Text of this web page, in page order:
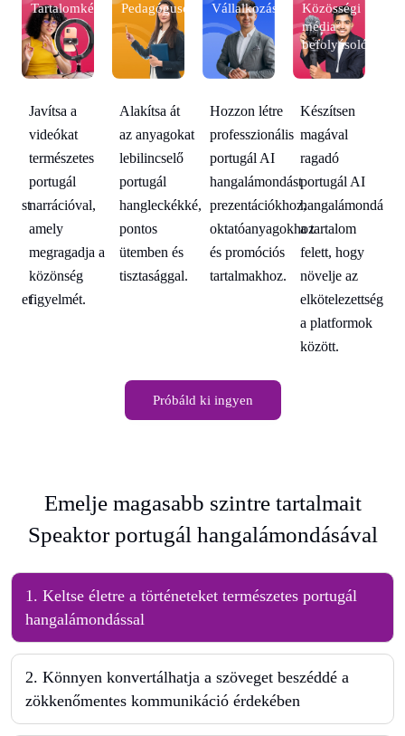
Tartalomkészítők
Javítsa a
videókat
természetes
portugál
narrációval,
amely
megragadja a
közönség
figyelmét.
Pedagógusok
Alakítsa át
az anyagokat
lebilincselő
portugál
hangleckékké,
pontos
ütemben és
tisztasággal.
Vállalkozások
Hozzon létre
professzionális
portugál AI
hangalámondást
prezentációkhoz,
oktatóanyagokhoz
és promóciós
tartalmakhoz.
Közösségi
média
befolyásolók
Készítsen
magával
ragadó
portugál AI
hangalámondást
a tartalom
felett, hogy
növelje az
elkötelezettséget
a platformok
között.
Próbáld ki ingyen
Emelje magasabb szintre tartalmait
Speaktor portugál hangalámondásával
1. Keltse életre a történeteket természetes portugál
hangalámondással
2. Könnyen konvertálhatja a szöveget beszéddé a
zökkenőmentes kommunikáció érdekében